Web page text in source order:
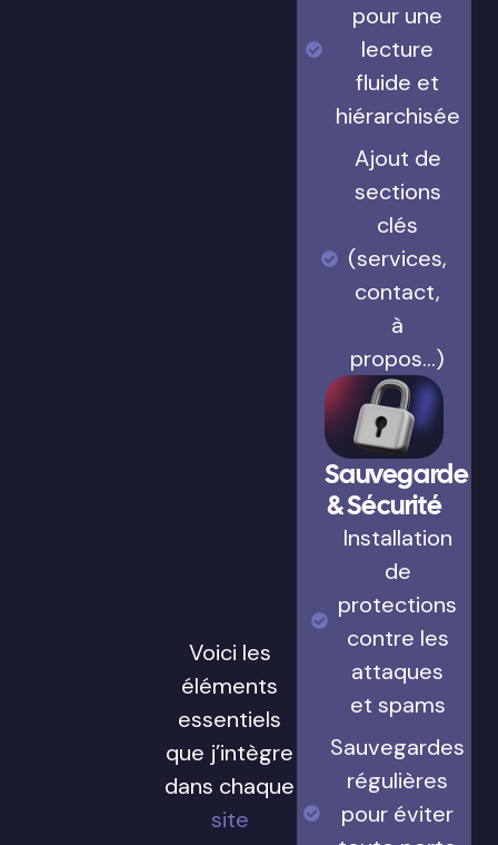
Voici les
éléments
essentiels
que j’intègre
dans chaque
site
pour une
lecture
fluide et
hiérarchisée
Ajout de
sections
clés
(services,
contact,
à
propos…)
Sauvegarde
& Sécurité
Installation
de
protections
contre les
attaques
et spams
Sauvegardes
régulières
pour éviter